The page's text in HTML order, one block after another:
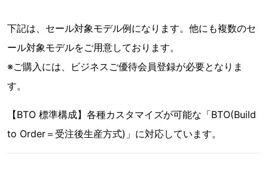
下記は、セール対象モデル例になります。他にも複数のセ
ール対象モデルをご用意しております。
※ご購入には、ビジネスご優待会員登録が必要となりま
す。
【BTO 標準構成】各種カスタマイズが可能な「BTO(Build
to Order＝受注後生産方式)」に対応しています。